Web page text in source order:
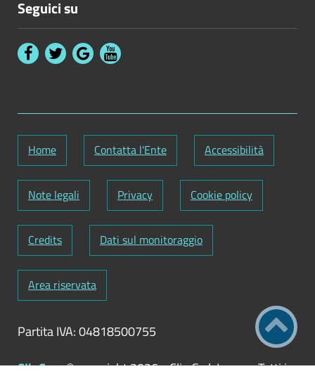
Seguici su
Home Contatta l'Ente Accessibilità
Note legali Privacy Cookie policy
Credits Dati sul monitoraggio
Area riservata
Partita IVA: 04818500755
ClioCom© copyright 2026 - Clio S.r.l. Lecce - Tutti i